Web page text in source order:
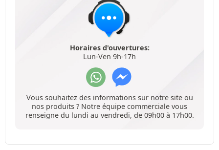
Horaires d'ouvertures:
Lun-Ven 9h-17h
Vous souhaitez des informations sur notre site ou
nos produits ? Notre équipe commerciale vous
renseigne du lundi au vendredi, de 09h00 à 17h00.